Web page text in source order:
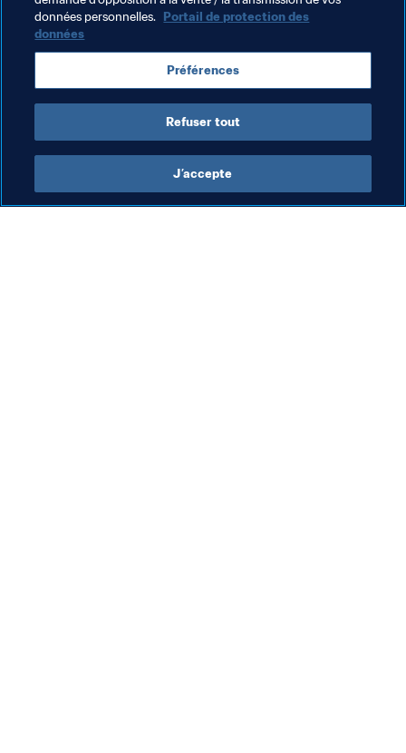
Thèmes en lien
France Korea Republic AFC UEFA
données personnelles. Portail de protection des
données
Préférences
Refuser tout
J’accepte